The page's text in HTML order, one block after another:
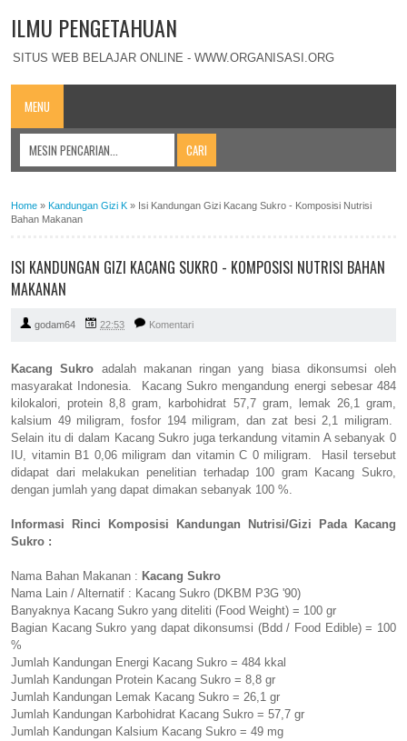
ILMU PENGETAHUAN
SITUS WEB BELAJAR ONLINE - WWW.ORGANISASI.ORG
MENU
Home » Kandungan Gizi K » Isi Kandungan Gizi Kacang Sukro - Komposisi Nutrisi
Bahan Makanan
ISI KANDUNGAN GIZI KACANG SUKRO - KOMPOSISI NUTRISI BAHAN
MAKANAN
godam64 22:53 Komentari
Kacang Sukro adalah makanan ringan yang biasa dikonsumsi oleh
masyarakat Indonesia. Kacang Sukro mengandung energi sebesar 484
kilokalori, protein 8,8 gram, karbohidrat 57,7 gram, lemak 26,1 gram,
kalsium 49 miligram, fosfor 194 miligram, dan zat besi 2,1 miligram.
Selain itu di dalam Kacang Sukro juga terkandung vitamin A sebanyak 0
IU, vitamin B1 0,06 miligram dan vitamin C 0 miligram. Hasil tersebut
didapat dari melakukan penelitian terhadap 100 gram Kacang Sukro,
dengan jumlah yang dapat dimakan sebanyak 100 %.
Informasi Rinci Komposisi Kandungan Nutrisi/Gizi Pada Kacang
Sukro :
Nama Bahan Makanan : Kacang Sukro
Nama Lain / Alternatif : Kacang Sukro (DKBM P3G '90)
Banyaknya Kacang Sukro yang diteliti (Food Weight) = 100 gr
Bagian Kacang Sukro yang dapat dikonsumsi (Bdd / Food Edible) = 100
%
Jumlah Kandungan Energi Kacang Sukro = 484 kkal
Jumlah Kandungan Protein Kacang Sukro = 8,8 gr
Jumlah Kandungan Lemak Kacang Sukro = 26,1 gr
Jumlah Kandungan Karbohidrat Kacang Sukro = 57,7 gr
Jumlah Kandungan Kalsium Kacang Sukro = 49 mg